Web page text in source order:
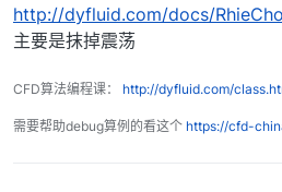
http://dyfluid.com/docs/
主要是抹掉震荡
CFD算法编程课： http://dyfluid.com/
需要帮助debug算例的看这个 https://cfd-